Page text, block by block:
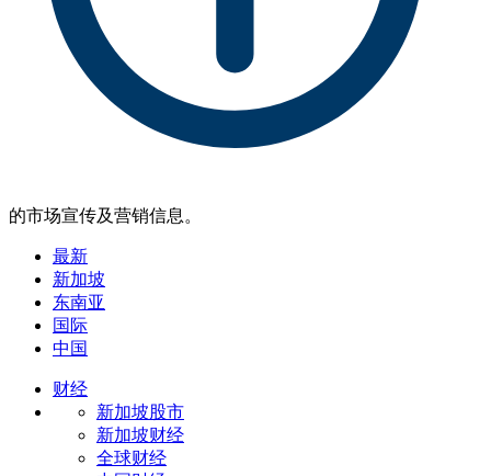
的市场宣传及营销信息。
最新
新加坡
东南亚
国际
中国
财经
新加坡股市
新加坡财经
全球财经